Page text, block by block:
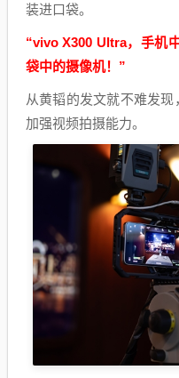
装进口袋。
“vivo X300 Ultra，手机
袋中的摄像机！”
从黄韬的发文就不难发
加强视频拍摄能力。